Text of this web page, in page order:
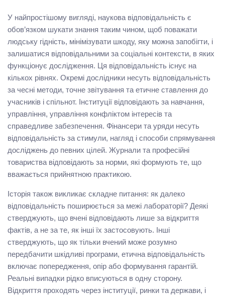
У найпростішому вигляді, наукова відповідальність є
обов’язком шукати знання таким чином, щоб поважати
людську гідність, мінімізувати шкоду, яку можна запобігти, і
залишатися відповідальними за соціальні контексти, в яких
функціонує дослідження. Ця відповідальність існує на
кількох рівнях. Окремі дослідники несуть відповідальність
за чесні методи, точне звітування та етичне ставлення до
учасників і спільнот. Інституції відповідають за навчання,
управління, управління конфліктом інтересів та
справедливе забезпечення. Фінансери та уряди несуть
відповідальність за стимули, нагляд і способи спрямування
досліджень до певних цілей. Журнали та професійні
товариства відповідають за норми, які формують те, що
вважається прийнятною практикою.
Історія також викликає складне питання: як далеко
відповідальність поширюється за межі лабораторії? Деякі
стверджують, що вчені відповідають лише за відкриття
фактів, а не за те, як інші їх застосовують. Інші
стверджують, що як тільки вчений може розумно
передбачити шкідливі програми, етична відповідальність
включає попередження, опір або формування гарантій.
Реальні випадки рідко вписуються в одну сторону.
Відкриття проходять через інституції, ринки та держави, і